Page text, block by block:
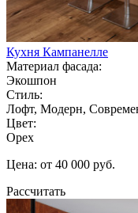
Кухня Кампанелле
Материал фасада:
Экошпон
Стиль:
Лофт, Модерн,
Цвет:
Орех
Цена: от 40 000 руб.
Рассчитать